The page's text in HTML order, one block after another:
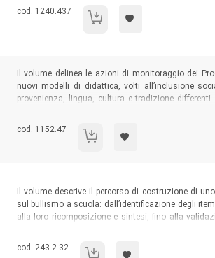
chiunque sia professionalmente e/o
Codice libro:
cod. 1240.437 Bambini e adolescenti on line tra
Sommario:
Il volume delinea le azioni di monitoraggio dei
nuovi modelli di didattica, volti all’inclusione
provenienza, lingua, cultura e tradizione
formativi integrati nel consentire agli allievi/e
particolare, risulta interessante l’apporto di
rappresentato se stessi/e e la propria quotidianità
Codice libro:
cod. 1152.47 Oltre la pandemia
Sommario:
Il volume descrive il percorso di costruzione di
sul bullismo a scuola: dall’identificazione degli
alla loro ricomposizione e sintesi, fino alla
logistico ampiamente utilizzato come
item.
Codice libro:
cod. 243.2.32 Studiare il bullismo nelle scuole